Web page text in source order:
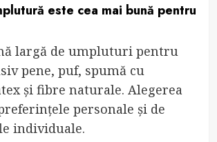
este cea mai bună pentru
largă de umpluturi pentru
pene, puf, spumă cu
și fibre naturale. Alegerea
personale și de
individuale.